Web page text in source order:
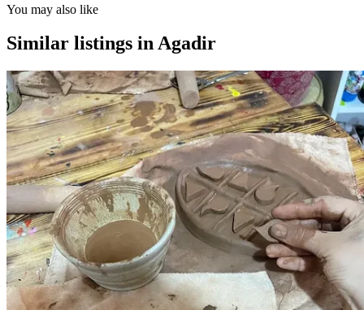
You may also like
Similar listings in Agadir